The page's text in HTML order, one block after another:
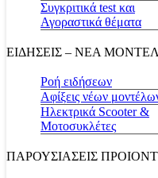
Συγκριτικά test και
Αγοραστικά θέματα
ΕΙΔΗΣΕΙΣ – ΝΕΑ
Ροή ειδήσεων
Αφίξεις νέων
Ηλεκτρικά Scooter &
Μοτοσυκλέτες
ΠΑΡΟΥΣΙΑΣΕΙΣ